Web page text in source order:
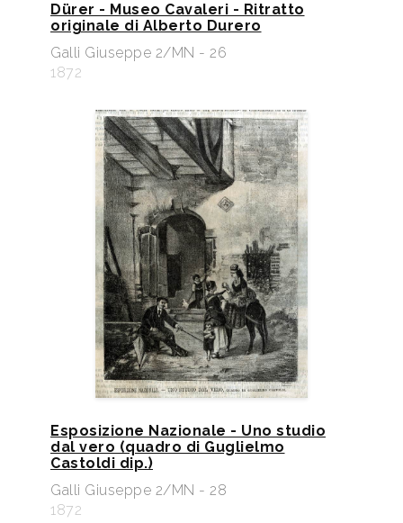
Dürer - Museo Cavaleri - Ritratto
originale di Alberto Durero
Galli Giuseppe 2/MN - 26
1872
Esposizione Nazionale - Uno studio
dal vero (quadro di Guglielmo
Castoldi dip.)
Galli Giuseppe 2/MN - 28
1872